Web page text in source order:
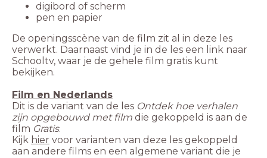
digibord of scherm
pen en papier
De openingsscène van de film zit al in deze les
verwerkt. Daarnaast vind je in de les een link naar
Schooltv, waar je de gehele film gratis kunt
Dit is de variant van de les Ontdek hoe verhalen
zijn opgebouwd met film die gekoppeld is aan de
film Gratis.
Kijk hier voor varianten van deze les gekoppeld
aan andere films en een algemene variant die je